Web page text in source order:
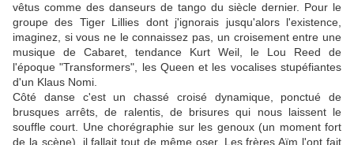
vêtus comme des danseurs de tango du siècle dernier. Pour le
groupe des Tiger Lillies dont j'ignorais jusqu'alors l'existence,
imaginez, si vous ne le connaissez pas, un croisement entre une
musique de Cabaret, tendance Kurt Weil, le Lou Reed de
l'époque "Transformers", les Queen et les vocalises stupéfiantes
d'un Klaus Nomi.
Côté danse c'est un chassé croisé dynamique, ponctué de
brusques arrêts, de ralentis, de brisures qui nous laissent le
souffle court. Une chorégraphie sur les genoux (un moment fort
de la scène), il fallait tout de même oser. Les frères Aïm l'ont fait